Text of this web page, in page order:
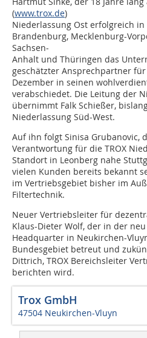
(www.trox.de)
Niederlassung Ost erfolgreich
Brandenburg, Mecklenburg-
Sachsen-
Anhalt und Thüringen das
geschätzter Ansprechpartner
Dezember in seinen
verabschiedet. Die Leitung der
übernimmt Falk Schießer,
Niederlassung Süd-West.
Auf ihn folgt Sinisa Grubanovic,
Verantwortung für die TROX
Standort in Leonberg nahe
vielen Kunden bereits bekannt
im Vertriebsgebiet bisher im
Filtertechnik.
Neuer Vertriebsleiter für
Klaus-Dieter Wolf, der in der
Headquarter in Neukirchen-
Bundesgebiet betreut und
Dittrich, TROX Bereichsleiter
berichten wird.
Trox GmbH
47504 Neukirchen-Vluyn